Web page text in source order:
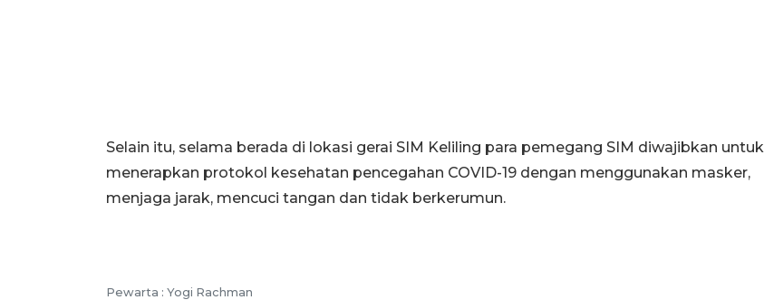
Selain itu, selama berada di lokasi gerai SIM Keliling para pemegang SIM diwajibkan untuk
menerapkan protokol kesehatan pencegahan COVID-19 dengan menggunakan masker,
menjaga jarak, mencuci tangan dan tidak berkerumun.
Pewarta : Yogi Rachman